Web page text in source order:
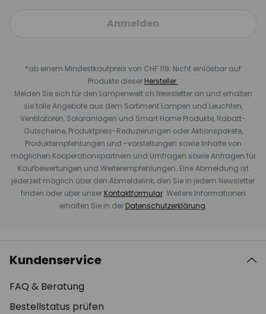
Anmelden
*ab einem Mindestkaufpreis von CHF 119. Nicht einlösbar auf
Produkte dieser Hersteller.
Melden Sie sich für den Lampenwelt.ch Newsletter an und erhalten
sie tolle Angebote aus dem Sortiment Lampen und Leuchten,
Ventilatoren, Solaranlagen und Smart Home Produkte, Rabatt-
Gutscheine, Produktpreis-Reduzierungen oder Aktionspakete,
Produktempfehlungen und -vorstellungen sowie Inhalte von
möglichen Kooperationspartnern und Umfragen sowie Anfragen für
Kaufbewertungen und Weiterempfehlungen. Eine Abmeldung ist
jederzeit möglich über den Abmeldelink, den Sie in jedem Newsletter
finden oder über unser Kontaktformular. Weitere Informationen
erhalten Sie in der Datenschutzerklärung.
Kundenservice
FAQ & Beratung
Bestellstatus prüfen